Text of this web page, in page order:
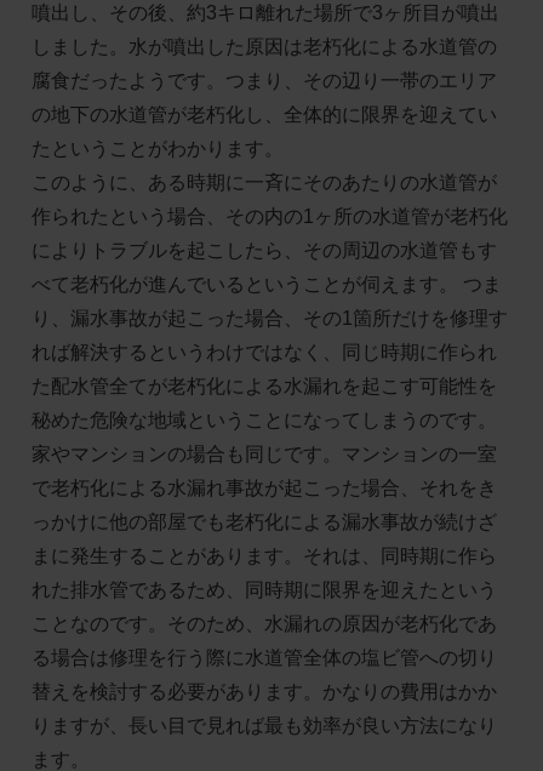
噴出し、その後、約3キロ離れた場所で3ヶ所目が噴出
しました。水が噴出した原因は老朽化による水道管の
腐食だったようです。つまり、その辺り一帯のエリア
の地下の水道管が老朽化し、全体的に限界を迎えてい
たということがわかります。
このように、ある時期に一斉にそのあたりの水道管が
作られたという場合、その内の1ヶ所の水道管が老朽化
によりトラブルを起こしたら、その周辺の水道管もす
べて老朽化が進んでいるということが伺えます。 つま
り、漏水事故が起こった場合、その1箇所だけを修理す
れば解決するというわけではなく、同じ時期に作られ
た配水管全てが老朽化による水漏れを起こす可能性を
秘めた危険な地域ということになってしまうのです。
家やマンションの場合も同じです。マンションの一室
で老朽化による水漏れ事故が起こった場合、それをき
っかけに他の部屋でも老朽化による漏水事故が続けざ
まに発生することがあります。それは、同時期に作ら
れた排水管であるため、同時期に限界を迎えたという
ことなのです。そのため、水漏れの原因が老朽化であ
る場合は修理を行う際に水道管全体の塩ビ管への切り
替えを検討する必要があります。かなりの費用はかか
りますが、長い目で見れば最も効率が良い方法になり
ます。